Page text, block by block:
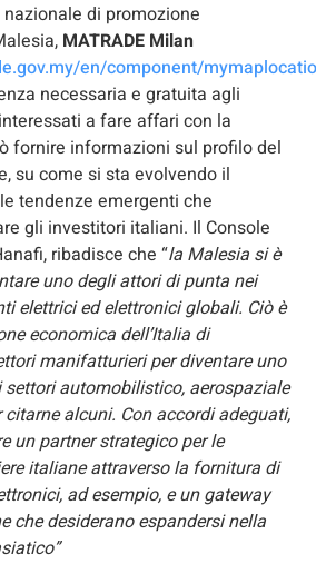
di promozione
MATRADE Milan
en/component/
necessaria e gratuita agli
a fare affari con la
fornire informazioni sul profilo del
su come si sta evolvendo il
tendenze emergenti che
gli investitori italiani. Il Console
ribadisce che “la Malesia si è
uno degli attori di punta nei
elettrici ed elettronici globali. Ciò è
economica dell’Italia di
manifatturieri per diventare uno
settori automobilistico, aerospaziale
alcuni. Con accordi adeguati,
un partner strategico per le
italiane attraverso la fornitura di
ad esempio, e un gateway
che desiderano espandersi nella